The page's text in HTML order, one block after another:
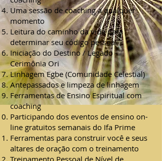
Uma sessão de coaching a qualquer
momento
Leitura do caminho da vida para
determinar seu código pessoal
Iniciação do Destino / Legado -
Cerimônia Ori
Linhagem Egbe (Comunidade Celestial)
Antepassados e limpeza de linhagem
Ferramentas de Ensino Espiritual com
coaching
Participando dos eventos de ensino on-
line gratuitos semanais do Ifa Prime
Ferramentas para construir você e seus
altares de oração com o treinamento
Treinamento Pessoal de Nível de